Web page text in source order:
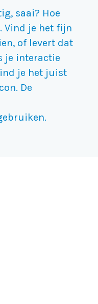
saai? Hoe
Vind je het fijn
of levert dat
je interactie
je het juist
De